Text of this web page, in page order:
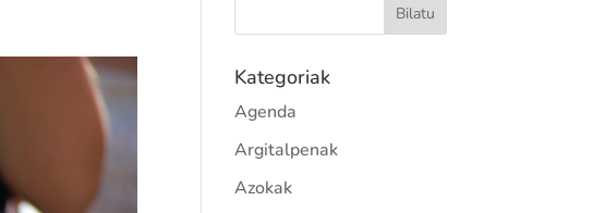
Kategoriak
Agenda
Argitalpenak
Azokak